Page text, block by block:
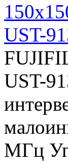
UST-
UST-
МГц